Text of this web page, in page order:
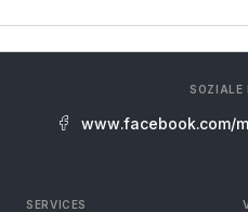
SOZIALE
www.facebook.com/
SERVICES